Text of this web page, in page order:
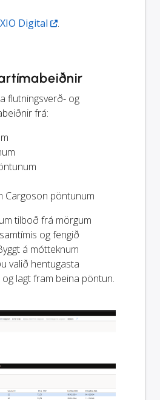
Digital .
flutningsverð- og
frá:
Cargoson pöntunum
tilboð frá mörgum
og fengið
á mótteknum
valið hentugasta
lagt fram beina pöntun.